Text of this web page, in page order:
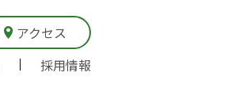
アクセス
採用情報